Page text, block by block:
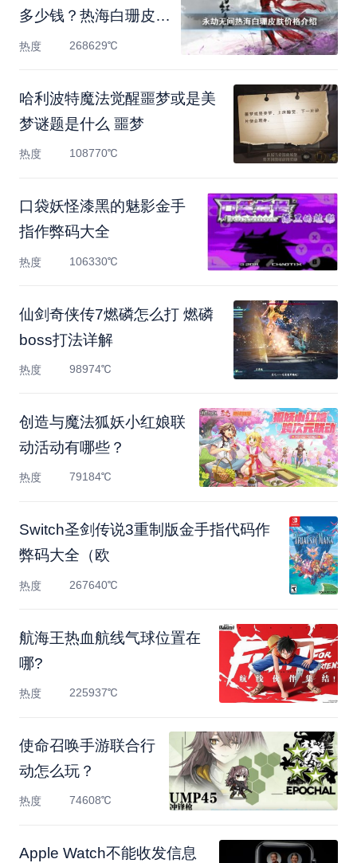
多少钱？热海白珊皮肤
价
热度 268629℃
哈利波特魔法觉醒噩梦或是美
梦谜题是什么 噩梦
热度 108770℃
口袋妖怪漆黑的魅影金手
指作弊码大全
热度 106330℃
仙剑奇侠传7燃磷怎么打 燃磷
boss打法详解
热度 98974℃
创造与魔法狐妖小红娘联
动活动有哪些？
热度 79184℃
Switch圣剑传说3重制版金手指代码作
弊码大全（欧
热度 267640℃
航海王热血航线气球位置在
哪?
热度 225937℃
使命召唤手游联合行
动怎么玩？
热度 74608℃
Apple Watch不能收发信息